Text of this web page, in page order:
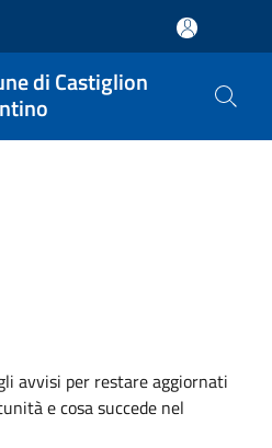
di Castiglion
avvisi per restare aggiornati
e cosa succede nel